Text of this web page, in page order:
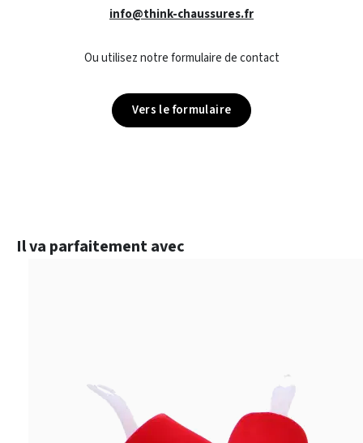
info@think-chaussures.fr
Ou utilisez notre formulaire de contact
Vers le formulaire
Ignorer la galerie de produits
Il va parfaitement avec